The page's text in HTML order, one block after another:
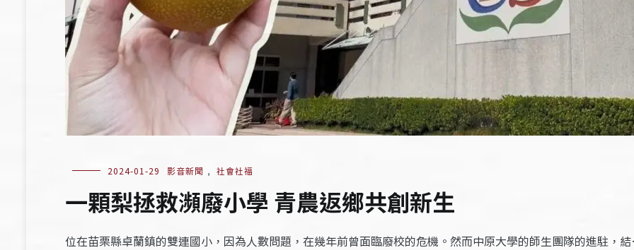
2024-01-29 影音新聞 , 社會社福
一顆梨拯救瀕廢小學 青農返鄉共創新生
位在苗栗縣卓蘭鎮的雙連國小，因為人數問題，在幾年前曾面臨廢校的危機。然而中原大學的師生團隊的進駐，